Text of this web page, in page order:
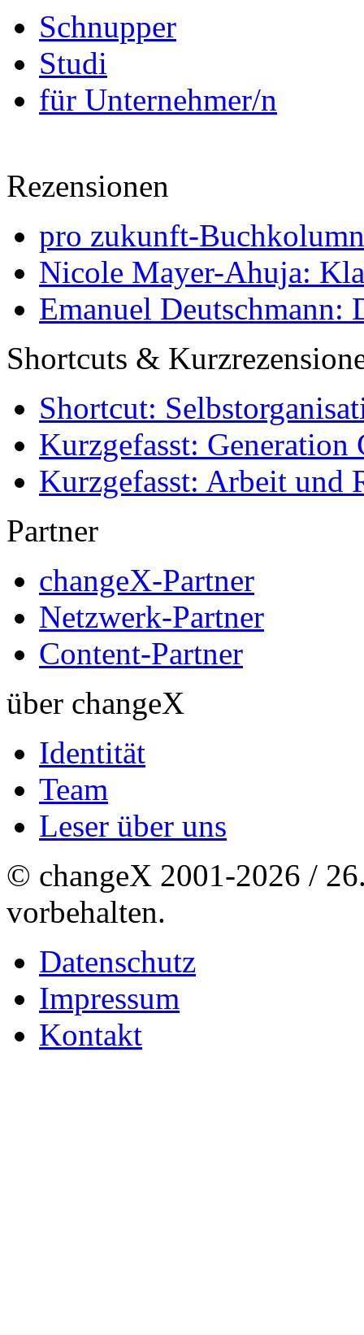
Schnupper
Studi
für Unternehmer/n
Rezensionen
pro zukunft-
Nicole Mayer-Ahuja:
Emanuel Deutschmann:
Shortcuts &
Shortcut:
Kurzgefasst: Generation
Kurzgefasst: Arbeit und
Partner
changeX-Partner
Netzwerk-Partner
Content-Partner
über changeX
Identität
Team
Leser über uns
© changeX 2001-2026 /
vorbehalten.
Datenschutz
Impressum
Kontakt